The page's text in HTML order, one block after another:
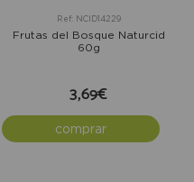
Ref: NCID14229
Frutas del Bosque Naturcid
60g
3,69€
comprar